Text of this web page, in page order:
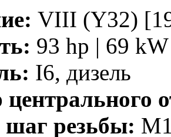
VIII (Y32)
93 hp | 69
I6, дизель
шаг резьбы: